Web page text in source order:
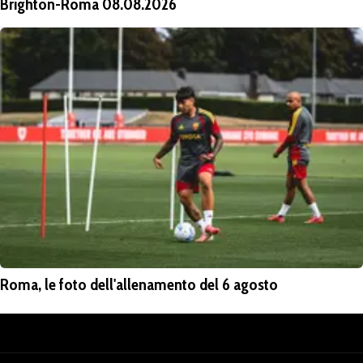
Roma, le foto dell'allenamento del 6 agosto